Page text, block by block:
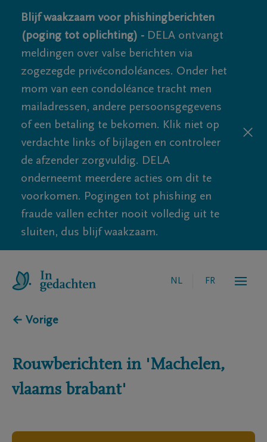
Blijf waakzaam voor phishingberichten
(poging tot oplichting) - DELA ontvangt
meldingen over valse berichten via
zogezegde privécondoléances. Onder het
mom van een condoléance tracht men
mailadressen, andere persoonsgegevens
of een betaling te bekomen. Klik niet op
verdachte links of bijlagen en controleer
de afzender zorgvuldig. DELA
onderneemt meerdere acties om dit te
voorkomen. Pogingen tot phishing en
fraude vallen echter nooit volledig uit te
sluiten, dus blijf waakzaam.
NL FR
← Vorige
Rouwberichten in 'Machelen,
vlaams brabant'